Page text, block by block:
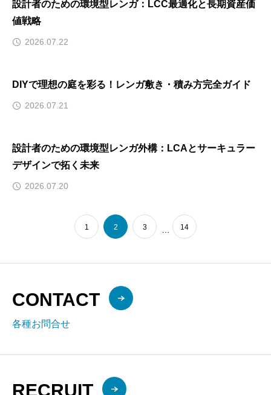
設計者のための環境型レンガ：LCC最適化と長期資産価
値戦略
2026.07.22
DIYで理想の庭を彩る！レンガ敷き・積み方完全ガイド
2026.07.21
設計者のための環境型レンガ外構：LCAとサーキュラー
デザインで拓く未来
2026.07.20
1 2 3 14
CONTACT
各種お問合せ
RECRUIT